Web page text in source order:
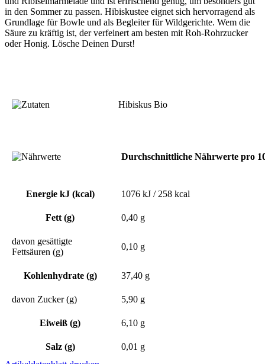
in den Sommer zu passen. Hibiskustee eignet sich hervorragend als
Grundlage für Bowle und als Begleiter für Wildgerichte. Wem die
Säure zu kräftig ist, der verfeinert am besten mit Roh-Rohrzucker
oder Honig. Lösche Deinen Durst!
Hibiskus Bio
Durchschnittliche Nährwerte pro
Energie kJ (kcal) 1076 kJ / 258 kcal
Fett (g) 0,40 g
davon gesättigte
Fettsäuren (g)
0,10 g
Kohlenhydrate (g) 37,40 g
davon Zucker (g) 5,90 g
Eiweiß (g) 6,10 g
Salz (g)
0,01 g